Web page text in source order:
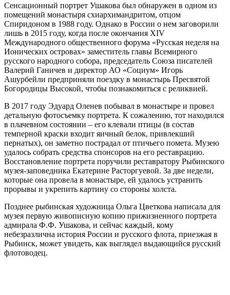
Сенсационный портрет Ушакова был обнаружен в одном из
помещений монастыря схиархимандритом, отцом
Спиридоном в 1988 году. Однако в России о нем заговорили
лишь в 2015 году, когда после окончания XIV
Международного общественного форума «Русская неделя на
Ионических островах» заместитель главы Всемирного
русского народного собора, председатель Союза писателей
Валерий Ганичев и директор АО «Социум» Игорь
Ашурбейли предприняли поездку в монастырь Пресвятой
Богородицы Высокой, чтобы познакомиться с реликвией.
В 2017 году Эдуард Оленев побывал в монастыре и провел
детальную фотосъемку портрета. К сожалению, тот находился
в плачевном состоянии – его клевали птицы (в состав
темперной краски входит яичный белок, привлекший
пернатых), он заметно пострадал от птичьего помета. Музею
удалось собрать средства спонсоров на его реставрацию.
Восстановление портрета поручили реставратору Рыбинского
музея-заповедника Екатерине Расторгуевой. За две недели,
которые она провела в монастыре, ей удалось устранить
прорывы и укрепить картину со стороны холста.
Позднее рыбинская художница Ольга Цветкова написала для
музея первую живописную копию прижизненного портрета
адмирала Ф.Ф. Ушакова, и сейчас каждый, кому
небезразлична история России и русского флота, приезжая в
Рыбинск, может увидеть, как выглядел выдающийся русский
флотоводец.